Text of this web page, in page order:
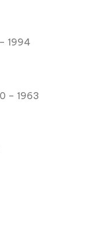
1994
– 1963